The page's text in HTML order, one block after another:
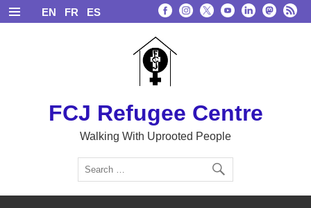
content
FCJ Refugee Centre
Walking With Uprooted People
EN FR ES